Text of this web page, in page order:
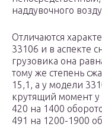
наддувочного
Отличаются
33106 и в аспекте
грузовика она
тому же степень
15,1, а у модели
крутящий момент у
420 на 1400
491 на 1200-1900